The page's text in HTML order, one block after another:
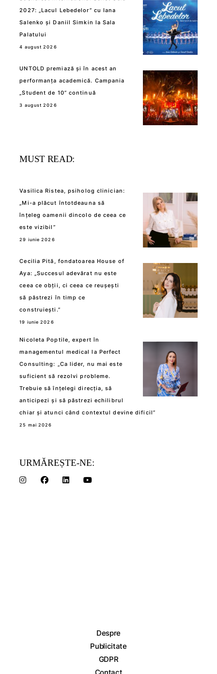
2027: „Lacul Lebedelor” cu Iana
Salenko și Daniil Simkin la Sala
Palatului
4 august 2026
UNTOLD premiază și în acest an
performanța academică. Campania
„Student de 10” continuă
3 august 2026
MUST READ:
Vasilica Ristea, psiholog clinician:
„Mi-a plăcut întotdeauna să
înțeleg oamenii dincolo de ceea ce
este vizibil”
29 iunie 2026
Cecilia Pită, fondatoarea House of
Aya: „Succesul adevărat nu este
ceea ce obții, ci ceea ce reușești
să păstrezi în timp ce
construiești.”
19 iunie 2026
Nicoleta Poptile, expert în
managementul medical la Perfect
Consulting: „Ca lider, nu mai este
suficient să rezolvi probleme.
Trebuie să înțelegi direcția, să
anticipezi și să păstrezi echilibrul
chiar și atunci când contextul devine dificil”
25 mai 2026
URMĂREȘTE-NE:
Despre
Publicitate
GDPR